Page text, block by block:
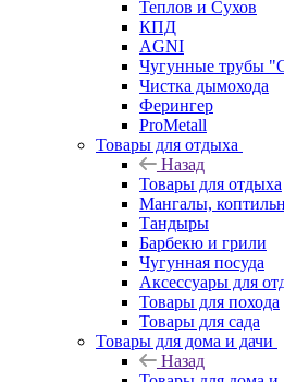
Теплов и Сухов
КПД
AGNI
Чугунные трубы
Чистка дымохода
Ферингер
ProMetall
Товары для отдыха
Назад
Товары для отдыха
Мангалы,
Тандыры
Барбекю и грили
Чугунная посуда
Аксессуары для
Товары для похода
Товары для сада
Товары для дома и дачи
Назад